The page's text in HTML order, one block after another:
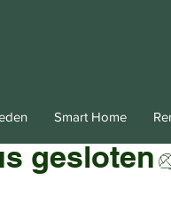
Smart Home
gesloten